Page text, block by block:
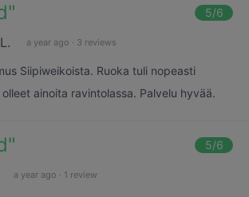
" 5/6
a year ago · 3 reviews
Siipiweikoista. Ruoka tuli nopeasti
ainoita ravintolassa. Palvelu hyvää.
" 5/6
a year ago · 1 review